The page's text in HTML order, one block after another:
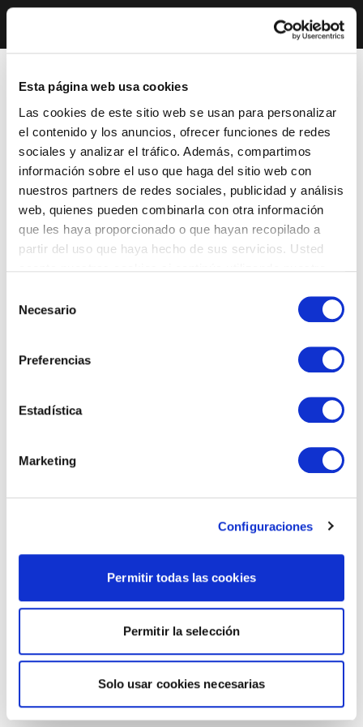
Esta página web usa cookies
Las cookies de este sitio web se usan para personalizar
el contenido y los anuncios, ofrecer funciones de redes
sociales y analizar el tráfico. Además, compartimos
información sobre el uso que haga del sitio web con
nuestros partners de redes sociales, publicidad y análisis
web, quienes pueden combinarla con otra información
que les haya proporcionado o que hayan recopilado a
partir del uso que haya hecho de sus servicios. Usted
Necesario
Preferencias
Estadística
Marketing
Configuraciones
Permitir todas las cookies
Permitir la selección
Solo usar cookies necesarias